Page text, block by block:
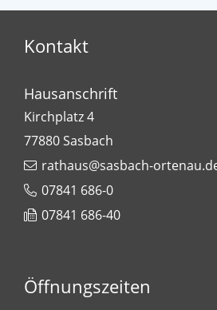
Kontakt
Hausanschrift
Kirchplatz 4
77880Sasbach
rathaus@sasbach-
07841 686-0
07841 686-40
Öffnungszeiten